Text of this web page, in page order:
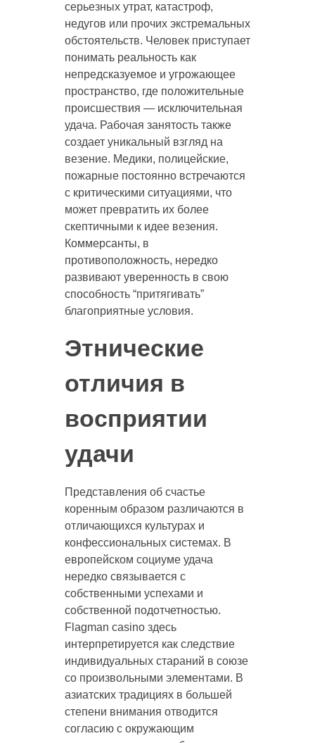
серьезных утрат, катастроф,
недугов или прочих экстремальных
обстоятельств. Человек приступает
понимать реальность как
непредсказуемое и угрожающее
пространство, где положительные
происшествия — исключительная
удача. Рабочая занятость также
создает уникальный взгляд на
везение. Медики, полицейские,
пожарные постоянно встречаются
с критическими ситуациями, что
может превратить их более
скептичными к идее везения.
Коммерсанты, в
противоположность, нередко
развивают уверенность в свою
способность “притягивать”
благоприятные условия.
Этнические
отличия в
восприятии
удачи
Представления об счастье
коренным образом различаются в
отличающихся культурах и
конфессиональных системах. В
европейском социуме удача
нередко связывается с
собственными успехами и
собственной подотчетностью.
Flagman casino здесь
интерпретируется как следствие
индивидуальных стараний в союзе
со произвольными элементами. В
азиатских традициях в большей
степени внимания отводится
согласию с окружающим